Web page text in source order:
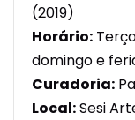
(2019)
Horário:
domingo e
Curadoria:
Local:Sesi